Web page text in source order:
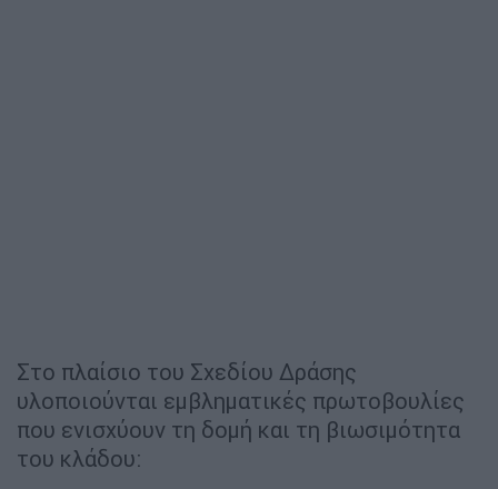
Στο πλαίσιο του Σχεδίου Δράσης
υλοποιούνται εμβληματικές πρωτοβουλίες
που ενισχύουν τη δομή και τη βιωσιμότητα
του κλάδου: